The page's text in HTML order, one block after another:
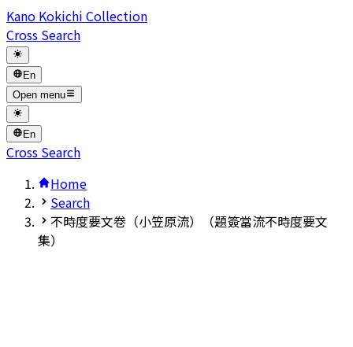
Kano Kokichi Collection
Cross Search
En
Open menu
En
Cross Search
Home
Search
不時度要文卷（小笠原流）（題簽當流不時度要文
集）